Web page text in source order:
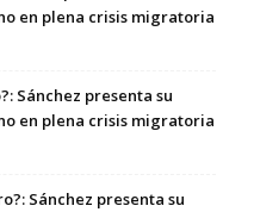
en plena crisis migratoria
Sánchez presenta su
en plena crisis migratoria
Sánchez presenta su